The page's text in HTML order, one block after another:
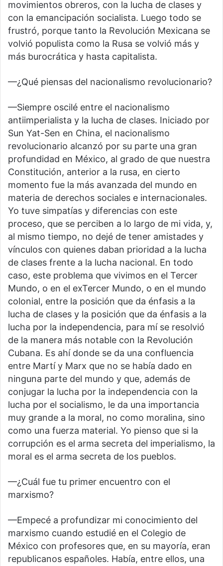
movimientos obreros, con la lucha de clases y
con la emancipación socialista. Luego todo se
frustró, porque tanto la Revolución Mexicana se
volvió populista como la Rusa se volvió más y
más burocrática y hasta capitalista.
—¿Qué piensas del nacionalismo revolucionario?
—Siempre oscilé entre el nacionalismo
antiimperialista y la lucha de clases. Iniciado por
Sun Yat-Sen en China, el nacionalismo
revolucionario alcanzó por su parte una gran
profundidad en México, al grado de que nuestra
Constitución, anterior a la rusa, en cierto
momento fue la más avanzada del mundo en
materia de derechos sociales e internacionales.
Yo tuve simpatías y diferencias con este
proceso, que se perciben a lo largo de mi vida, y,
al mismo tiempo, no dejé de tener amistades y
vínculos con quienes daban prioridad a la lucha
de clases frente a la lucha nacional. En todo
caso, este problema que vivimos en el Tercer
Mundo, o en el exTercer Mundo, o en el mundo
colonial, entre la posición que da énfasis a la
lucha de clases y la posición que da énfasis a la
lucha por la independencia, para mí se resolvió
de la manera más notable con la Revolución
Cubana. Es ahí donde se da una confluencia
entre Martí y Marx que no se había dado en
ninguna parte del mundo y que, además de
conjugar la lucha por la independencia con la
lucha por el socialismo, le da una importancia
muy grande a la moral, no como moralina, sino
como una fuerza material. Yo pienso que si la
corrupción es el arma secreta del imperialismo, la
moral es el arma secreta de los pueblos.
—¿Cuál fue tu primer encuentro con el
marxismo?
—Empecé a profundizar mi conocimiento del
marxismo cuando estudié en el Colegio de
México con profesores que, en su mayoría, eran
republicanos españoles. Había, entre ellos, una